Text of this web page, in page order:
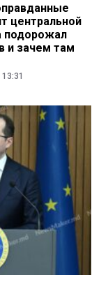
центральной
подорожал
и зачем там